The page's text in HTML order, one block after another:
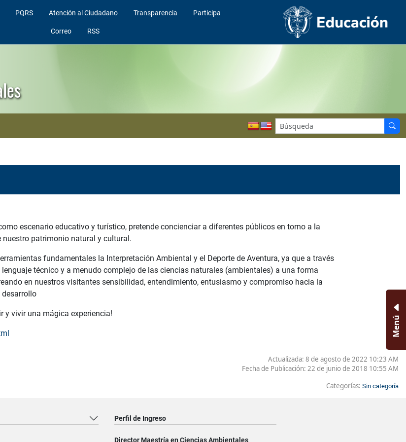
PQRS Atención al Ciudadano Transparencia Participa
Correo RSS
escenario educativo y turístico, pretende concienciar a diferentes públicos en torno a la
patrimonio natural y cultural.
fundamentales la Interpretación Ambiental y el Deporte de Aventura, ya que a través
técnico y a menudo complejo de las ciencias naturales (ambientales) a una forma
en nuestros visitantes sensibilidad, entendimiento, entusiasmo y compromiso hacia la
y vivir una mágica experiencia!
Actualizada: 8 de agosto de 2022 10:23 AM
Fecha de Publicación: 22 de junio de 2018 10:55 AM
Categorías: Sin categoría
Menú
Perfil de Ingreso
Director Maestría en Ciencias Ambientales